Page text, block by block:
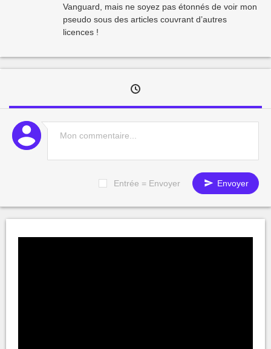
Vanguard, mais ne soyez pas étonnés de voir mon
pseudo sous des articles couvrant d’autres
licences !
Entrée = Envoyer Envoyer